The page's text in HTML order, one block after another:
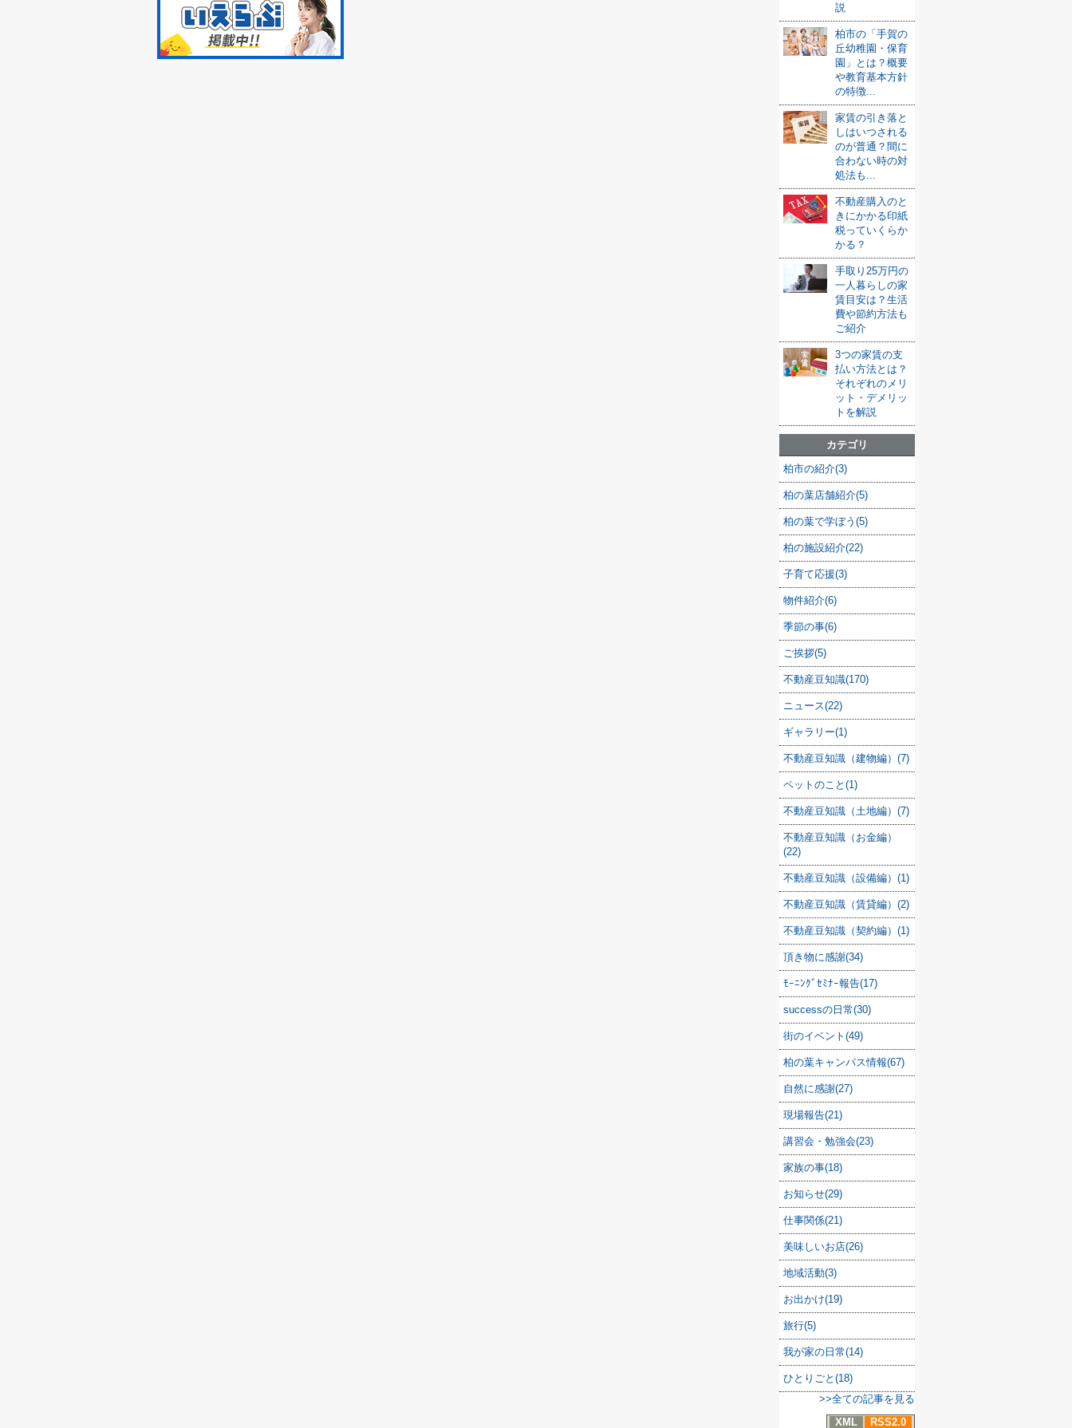
説
柏市の「手賀の
丘幼稚園・保育
園」とは？概要
や教育基本方針
の特徴...
家賃の引き落と
しはいつされる
のが普通？間に
合わない時の対
処法も...
不動産購入のと
きにかかる印紙
税っていくらか
かる？
手取り25万円の
一人暮らしの家
賃目安は？生活
費や節約方法も
ご紹介
3つの家賃の支
払い方法とは？
それぞれのメリ
ット・デメリッ
トを解説
カテゴリ
柏市の紹介(3)
柏の葉店舗紹介(5)
柏の葉で学ぼう(5)
柏の施設紹介(22)
子育て応援(3)
物件紹介(6)
季節の事(6)
ご挨拶(5)
不動産豆知識(170)
ニュース(22)
ギャラリー(1)
不動産豆知識（建物編）(7)
ペットのこと(1)
不動産豆知識（土地編）(7)
不動産豆知識（お金編）
(22)
不動産豆知識（設備編）(1)
不動産豆知識（賃貸編）(2)
不動産豆知識（契約編）(1)
頂き物に感謝(34)
ﾓｰﾆﾝｸﾞｾﾐﾅｰ報告(17)
successの日常(30)
街のイベント(49)
柏の葉キャンパス情報(67)
自然に感謝(27)
現場報告(21)
講習会・勉強会(23)
家族の事(18)
お知らせ(29)
仕事関係(21)
美味しいお店(26)
地域活動(3)
お出かけ(19)
旅行(5)
我が家の日常(14)
ひとりごと(18)
>>全ての記事を見る
XML
RSS2.0